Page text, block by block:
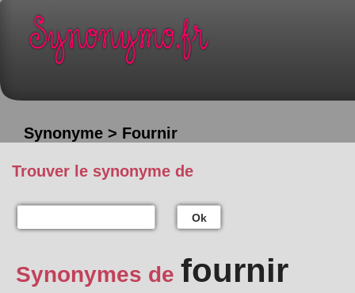
Synonyme > Fournir
Trouver le synonyme de
Ok
Synonymes de fournir